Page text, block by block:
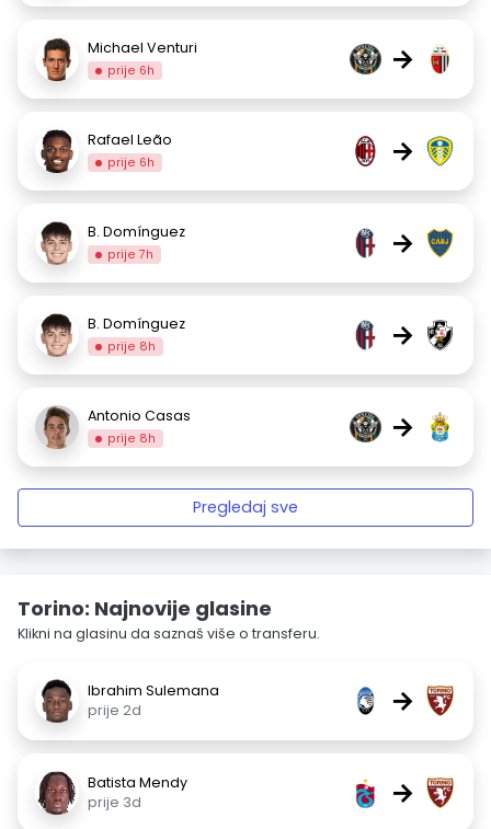
Michael Venturi
prije 6h →
Rafael Leão
prije 6h →
B. Domínguez
prije 7h →
B. Domínguez
prije 8h →
Antonio Casas
prije 8h →
Pregledaj sve
Torino: Najnovije glasine
Klikni na glasinu da saznaš više o transferu.
Ibrahim Sulemana
prije 2d
→
Batista Mendy
prije 3d
→